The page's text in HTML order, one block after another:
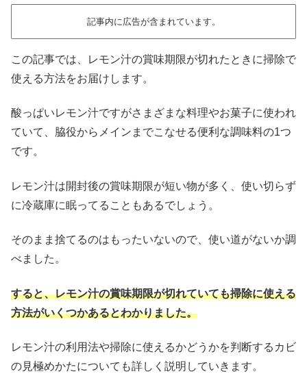
記事内に広告が含まれています。
この記事では、レモン汁の賞味期限が切れたときに掃除で
使える方法をお届けします。
酸っぱいレモン汁ですがさまざまな料理やお菓子に使われ
ていて、脇役からメインまでこなせる便利な調味料の1つ
です。
レモン汁は開封後の賞味期限が短い物が多く、使い切らず
に冷蔵庫に眠ってることもあるでしょう。
そのまま捨てるのはもったいないので、使い道がないか調
べました。
すると、レモン汁の賞味期限が切れていても掃除に使える
方法がいくつかあるとわかりました。
レモン汁の利用法や掃除に使えるかどうかを判断するカビ
の見極めかたについても詳しく説明していきます。